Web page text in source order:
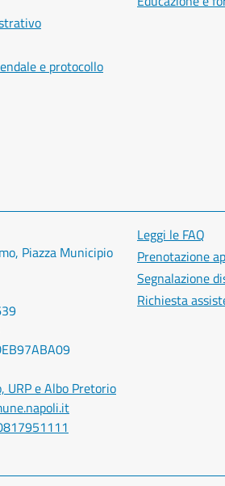
e protocollo
Piazza Municipio
URP e Albo Pretorio
Leggi le FAQ
Prenotazione
Segnalazione
Richiesta